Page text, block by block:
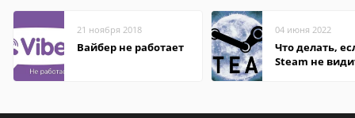
21 ноября 2018
Вайбер не работает
04 июня 2022
Что делать,
Steam не